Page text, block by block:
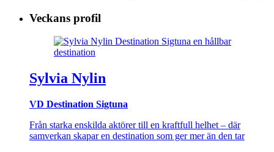
Veckans profil
Sylvia Nylin
VD Destination Sigtuna
Från starka enskilda aktörer till en kraftfull helhet – där
samverkan skapar en destination som ger mer än den tar